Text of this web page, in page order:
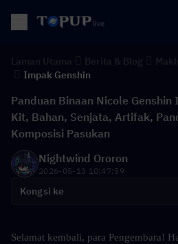
Impak Genshin
Panduan Binaan Nicole
Kit, Bahan, Senjata, Artifak,
Komposisi Pasukan
Nightwind Ororon
2026-05-13 10:47:59
Kongsi ke
Selamat kembali, para Pengembara!